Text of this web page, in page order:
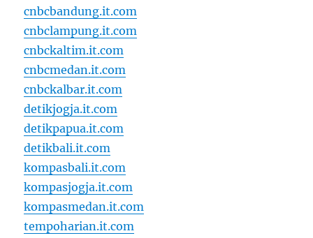
cnbcbandung.it.com
cnbclampung.it.com
cnbckaltim.it.com
cnbcmedan.it.com
cnbckalbar.it.com
detikjogja.it.com
detikpapua.it.com
detikbali.it.com
kompasbali.it.com
kompasjogja.it.com
kompasmedan.it.com
tempoharian.it.com